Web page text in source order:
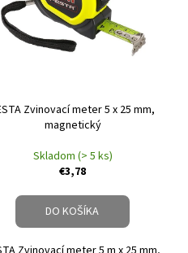
Zvinovací meter 5 x 25 mm,
magnetický
Skladom (> 5 ks)
€3,78
DO KOŠÍKA